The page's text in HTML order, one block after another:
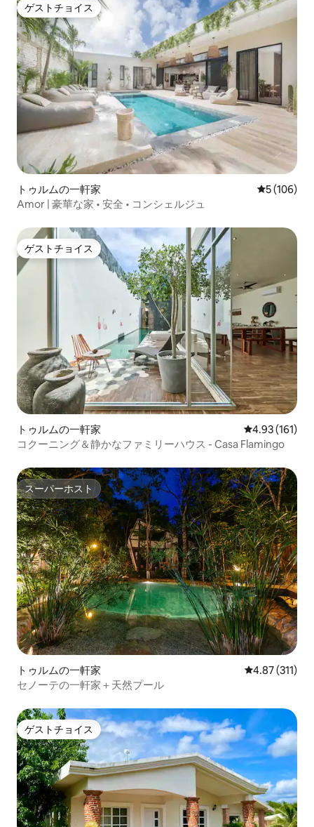
ゲストチョイス
ゲストチョイス
トゥルムの一軒家 レビュー
5 (106)
Amor | 豪華な家 • 安全 • コンシェルジュ
ゲストチョイス
ゲストチョイス
トゥルムの一軒家 レビュー161
4.93 (161)
コクーニング＆静かなファミリーハウス - Casa Flamingo
スーパーホスト
スーパーホスト
トゥルムの一軒家 レビュー311
4.87 (311)
セノーテの一軒家＋天然プール
ゲストチョイス
ゲストチョイス